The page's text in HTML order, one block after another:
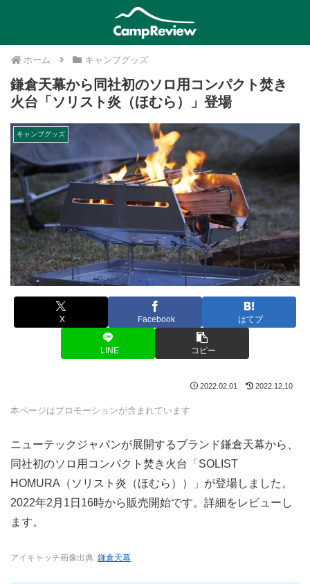
ホーム キャンプグッズ
鎌倉天幕から同社初のソロ用コンパクト焚き
火台「ソリスト炎（ほむら）」登場
キャンプグッズ
X Facebook はてブ
LINE コピー
2022.02.01 2022.12.10
本ページはプロモーションが含まれています
ニューテックジャパンが展開するブランド鎌倉天幕から、
同社初のソロ用コンパクト焚き火台「SOLIST
HOMURA（ソリスト炎（ほむら））」が登場しました。
2022年2月1日16時から販売開始です。詳細をレビューし
ます。
アイキャッチ画像出典: 鎌倉天幕